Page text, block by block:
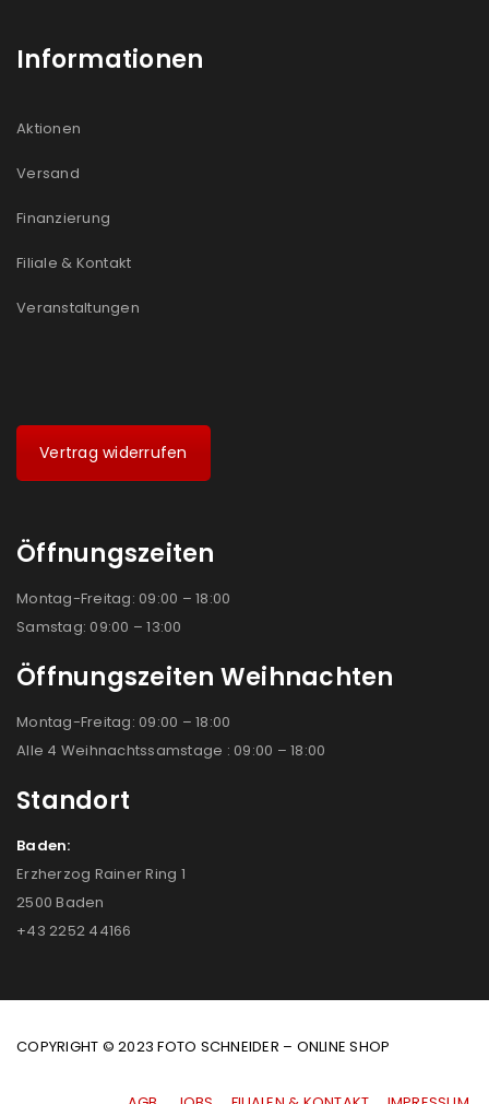
E-Mail-Adresse*
deine E-Mail-Adresse gesendet.
NEWSLETTER ABONNIEREN
us
Datenschutzerklärung
Informationen
Aktionen
Versand
Finanzierung
Filiale & Kontakt
Veranstaltungen
Vertrag widerrufen
Öffnungszeiten
Montag-Freitag: 09:00 – 18:00
Samstag: 09:00 – 13:00
Öffnungszeiten Weihnachten
Montag-Freitag: 09:00 – 18:00
Alle 4 Weihnachtssamstage : 09:00 – 18:00
Standort
Baden:
Erzherzog Rainer Ring 1
2500 Baden
+43 2252 44166
COPYRIGHT © 2023 FOTO SCHNEIDER – ONLINE SHOP